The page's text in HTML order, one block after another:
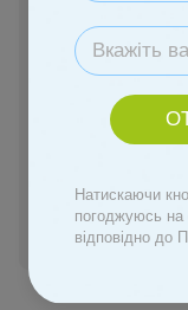
2 885 грн
Увійтидля
Натискаючи
погоджуюсь на
відповідно до